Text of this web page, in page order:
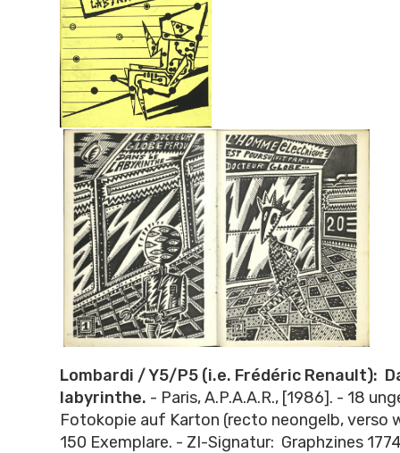
Lombardi / Y5/P5 (i.e. Frédéric Renault):
labyrinthe. - Paris, A.P.A.A.R., [1986]. - 18
Fotokopie auf Karton (recto neongelb, verso
150 Exemplare. - ZI-Signatur: Graphzines